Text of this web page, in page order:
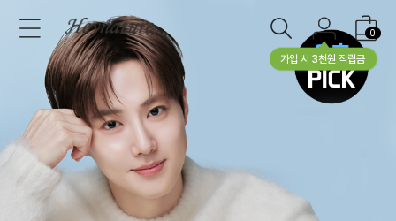
가입 시 3천원 적립금
0